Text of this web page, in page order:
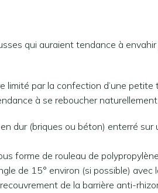
qui auraient tendance à
limité par la confection d’une
à se reboucher naturellement.
dur (briques ou béton) enterré
forme de rouleau de
de 15° environ (si possible) avec
de la barrière anti-